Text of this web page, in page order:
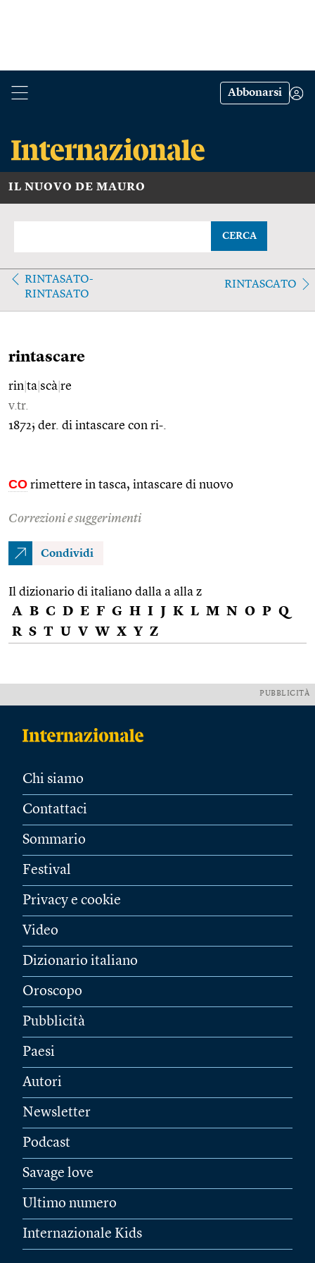
Abbonarsi
IL NUOVO DE MAURO
CERCA
RINTASATO-
RINTASATO
RINTASCATO
rintascare
rin ta scà re
v.tr.
1872; der. di intascare con ri-.
CO rimettere in tasca, intascare di nuovo
Correzioni e suggerimenti
Condividi
Il dizionario di italiano dalla a alla z
A B C D E F G H I J K L M N O P Q
R S T U V W X Y Z
PUBBLICITÀ
Chi siamo
Contattaci
Sommario
Festival
Privacy e cookie
Video
Dizionario italiano
Oroscopo
Pubblicità
Paesi
Autori
Newsletter
Podcast
Savage love
Ultimo numero
Internazionale Kids